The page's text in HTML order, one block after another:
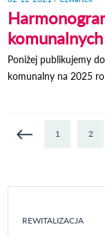
Poniżej publikujemy
komunalny na 2025
Strony 1 2
REWITALIZACJA